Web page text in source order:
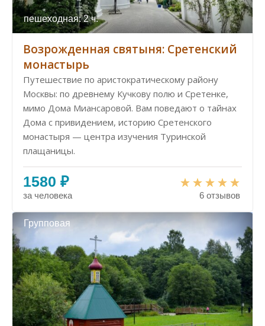
пешеходная: 2 ч.
Возрожденная святыня: Сретенский
монастырь
Путешествие по аристократическому району
Москвы: по древнему Кучкову полю и Сретенке,
мимо Дома Миансаровой. Вам поведают о тайнах
Дома с привидением, историю Сретенского
монастыря — центра изучения Туринской
плащаницы.
1580 ₽
за человека 6 отзывов
Групповая